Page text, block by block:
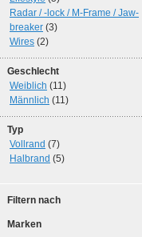
Radar / -lock / M-Frame / Jaw-
breaker (3)
Wires (2)
Geschlecht
Weiblich (11)
Männlich (11)
Typ
Vollrand (7)
Halbrand (5)
Filtern nach
Marken